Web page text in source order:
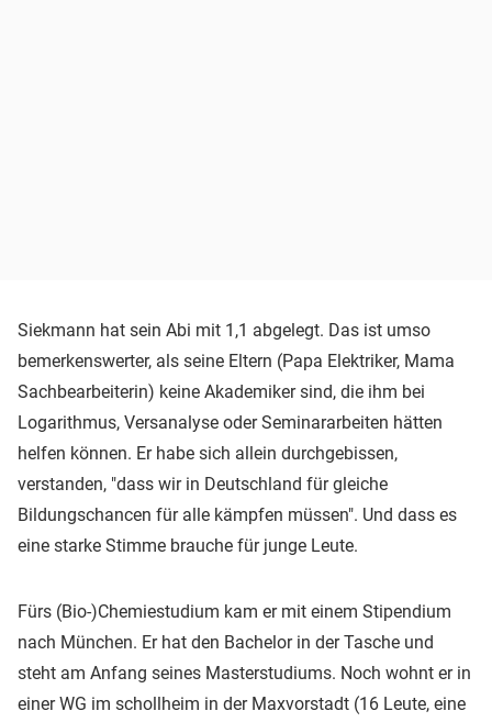
Siekmann hat sein Abi mit 1,1 abgelegt. Das ist umso
bemerkenswerter, als seine Eltern (Papa Elektriker, Mama
Sachbearbeiterin) keine Akademiker sind, die ihm bei
Logarithmus, Versanalyse oder Seminararbeiten hätten
helfen können. Er habe sich allein durchgebissen,
verstanden, "dass wir in Deutschland für gleiche
Bildungschancen für alle kämpfen müssen". Und dass es
eine starke Stimme brauche für junge Leute.
Fürs (Bio-)Chemiestudium kam er mit einem Stipendium
nach München. Er hat den Bachelor in der Tasche und
steht am Anfang seines Masterstudiums. Noch wohnt er in
einer WG im schollheim in der Maxvorstadt (16 Leute, eine